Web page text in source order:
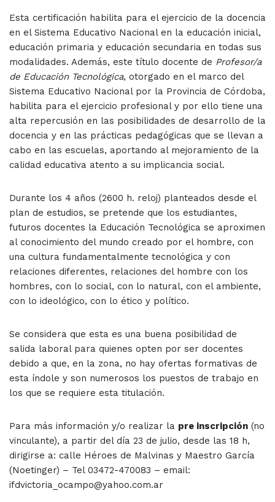
Esta certificación habilita para el ejercicio de la docencia
en el Sistema Educativo Nacional en la educación inicial,
educación primaria y educación secundaria en todas sus
modalidades. Además, este título docente de Profesor/a
de Educación Tecnológica, otorgado en el marco del
Sistema Educativo Nacional por la Provincia de Córdoba,
habilita para el ejercicio profesional y por ello tiene una
alta repercusión en las posibilidades de desarrollo de la
docencia y en las prácticas pedagógicas que se llevan a
cabo en las escuelas, aportando al mejoramiento de la
calidad educativa atento a su implicancia social.
Durante los 4 años (2600 h. reloj) planteados desde el
plan de estudios, se pretende que los estudiantes,
futuros docentes la Educación Tecnológica se aproximen
al conocimiento del mundo creado por el hombre, con
una cultura fundamentalmente tecnológica y con
relaciones diferentes, relaciones del hombre con los
hombres, con lo social, con lo natural, con el ambiente,
con lo ideológico, con lo ético y político.
Se considera que esta es una buena posibilidad de
salida laboral para quienes opten por ser docentes
debido a que, en la zona, no hay ofertas formativas de
esta índole y son numerosos los puestos de trabajo en
los que se requiere esta titulación.
Para más información y/o realizar la pre inscripción (no
vinculante), a partir del día 23 de julio, desde las 18 h,
dirigirse a: calle Héroes de Malvinas y Maestro García
(Noetinger) – Tel 03472-470083 – email:
ifdvictoria_ocampo@yahoo.com.ar